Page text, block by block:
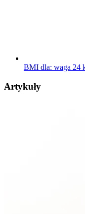
BMI dla: waga 24
Artykuły